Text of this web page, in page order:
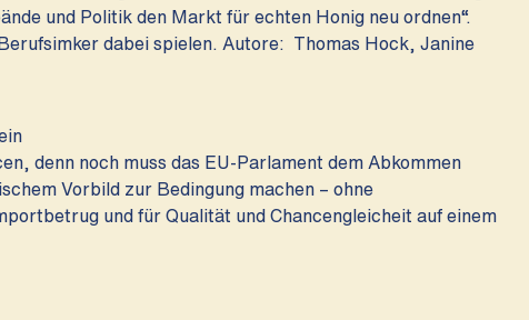
und Politik den Markt für echten Honig neu ordnen“.
dabei spielen. Autore: Thomas Hock, Janine
denn noch muss das EU-Parlament dem Abkommen
Vorbild zur Bedingung machen – ohne
und für Qualität und Chancengleicheit auf einem